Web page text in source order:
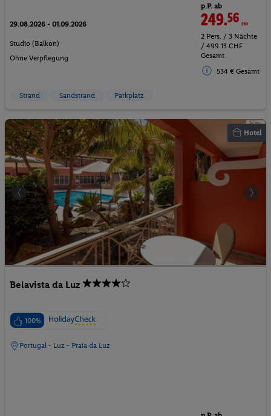
29.08.2026 - 01.09.2026
Studio (Balkon)
Ohne Verpflegung
p.P. ab
249.56CHF
2 Pers. / 3 Nächte
/ 499.13 CHF
Gesamt
534 € Gesamt
Strand Sandstrand Parkplatz
Hotel
Belavista da Luz
100%
Portugal - Luz - Praia da Luz